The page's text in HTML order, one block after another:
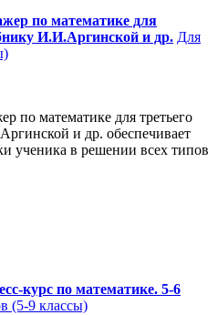
по математике для
И.И.Аргинской и др. Для
по математике для третьего
и др. обеспечивает
ученика в решении всех типов
курс по математике. 5-6
(5-9 классы)